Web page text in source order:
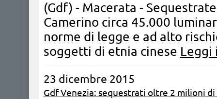
(Gdf) - Macerata -
Camerino circa 45.000
norme di legge e ad alto
soggetti di etnia cinese Leggi
23 dicembre 2015
Gdf Venezia: sequestrati oltre 2 milioni